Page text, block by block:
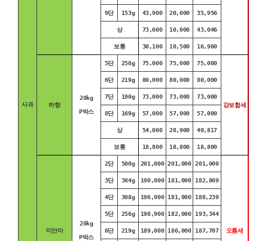
사과
9단 153g 43,900 20,000 35,956
상 73,600 10,000 43,046
보통 30,100 10,500 16,960
하향
20kg
P박스
5단 256g 75,000 75,000 75,000
강보합세
6단 219g 80,000 80,000 80,000
7단 190g 73,000 73,000 73,000
8단 169g 57,000 57,000 57,000
상 54,000 28,900 49,817
보통 18,800 18,800 18,800
미안마
20kg
P박스
2단 500g 201,000 201,000 201,000
오름세
3단 384g 190,000 181,000 182,869
4단 308g 196,900 181,900 188,239
5단 256g 198,900 182,000 193,344
6단 219g 189,000 186,000 187,707